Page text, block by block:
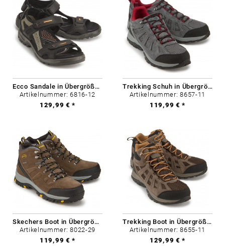
Ecco Sandale in Übergrößen
Artikelnummer: 6816-12
129,99 € *
Trekking Schuh in Übergrößen
Artikelnummer: 8657-11
119,99 € *
Skechers Boot in Übergrößen
Artikelnummer: 8022-29
119,99 € *
Trekking Boot in Übergrößen
Artikelnummer: 8655-11
129,99 € *